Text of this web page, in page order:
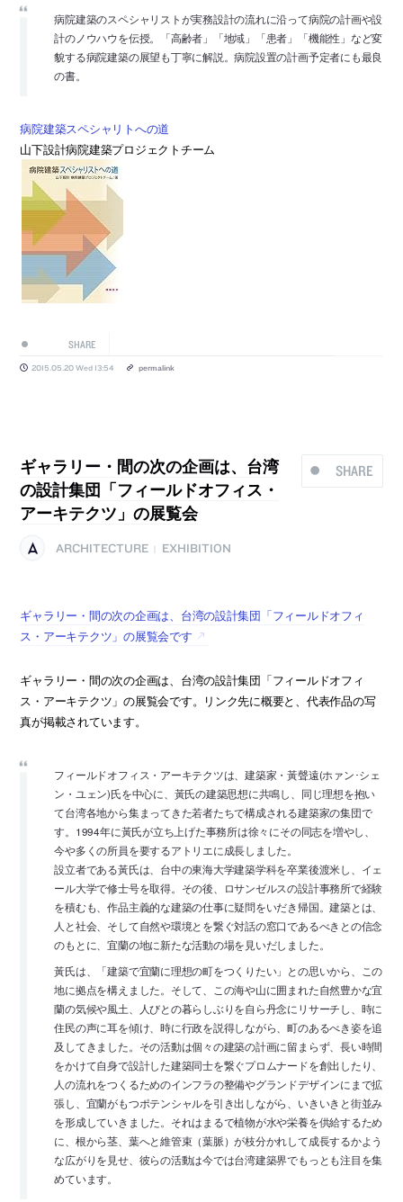
病院建築のスペシャリストが実務設計の流れに沿って病院の計画や設
計のノウハウを伝授。「高齢者」「地域」「患者」「機能性」など変
貌する病院建築の展望も丁寧に解説。病院設置の計画予定者にも最良
の書。
病院建築スペシャリトへの道
山下設計病院建築プロジェクトチーム
SHARE
2015.05.20 Wed 13:54 permalink
SHARE
ギャラリー・間の次の企画は、台湾
の設計集団「フィールドオフィス・
アーキテクツ」の展覧会
ARCHITECTURE EXHIBITION
ギャラリー・間の次の企画は、台湾の設計集団「フィールドオフィ
ス・アーキテクツ」の展覧会です
ギャラリー・間の次の企画は、台湾の設計集団「フィールドオフィ
ス・アーキテクツ」の展覧会です。リンク先に概要と、代表作品の写
真が掲載されています。
フィールドオフィス・アーキテクツは、建築家・黃聲遠(ホァン･シェ
ン・ユェン)氏を中心に、黃氏の建築思想に共鳴し、同じ理想を抱い
て台湾各地から集まってきた若者たちで構成される建築家の集団で
す。1994年に黃氏が立ち上げた事務所は徐々にその同志を増やし、
今や多くの所員を要するアトリエに成長しました。
設立者である黃氏は、台中の東海大学建築学科を卒業後渡米し、イェ
ール大学で修士号を取得。その後、ロサンゼルスの設計事務所で経験
を積むも、作品主義的な建築の仕事に疑問をいだき帰国。建築とは、
人と社会、そして自然や環境とを繋ぐ対話の窓口であるべきとの信念
のもとに、宜蘭の地に新たな活動の場を見いだしました。
黃氏は、「建築で宜蘭に理想の町をつくりたい」との思いから、この
地に拠点を構えました。そして、この海や山に囲まれた自然豊かな宜
蘭の気候や風土、人びとの暮らしぶりを自ら丹念にリサーチし、時に
住民の声に耳を傾け、時に行政を説得しながら、町のあるべき姿を追
及してきました。その活動は個々の建築の計画に留まらず、長い時間
をかけて自身で設計した建築同士を繋ぐプロムナードを創出したり、
人の流れをつくるためのインフラの整備やグランドデザインにまで拡
張し、宜蘭がもつポテンシャルを引き出しながら、いきいきと街並み
を形成していきました。それはまるで植物が水や栄養を供給するため
に、根から茎、葉へと維管束（葉脈）が枝分かれして成長するかよう
な広がりを見せ、彼らの活動は今では台湾建築界でもっとも注目を集
めています。